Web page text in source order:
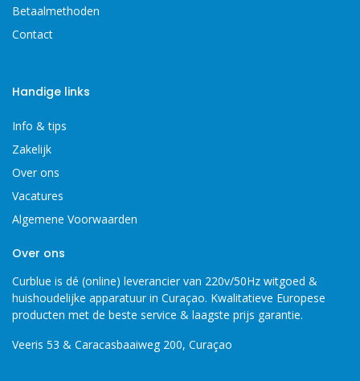
Betaalmethoden
Contact
Handige links
Info & tips
Zakelijk
Over ons
Vacatures
Algemene Voorwaarden
Over ons
Curblue is dé (online) leverancier van 220v/50Hz witgoed &
huishoudelijke apparatuur in Curaçao. Kwalitatieve Europese
producten met de beste service & laagste prijs garantie.
Veeris 53 & Caracasbaaiweg 200, Curaçao